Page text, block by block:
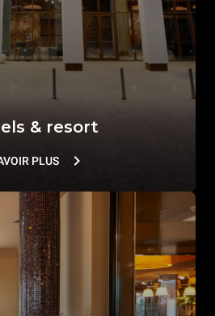
& resort
PLUS